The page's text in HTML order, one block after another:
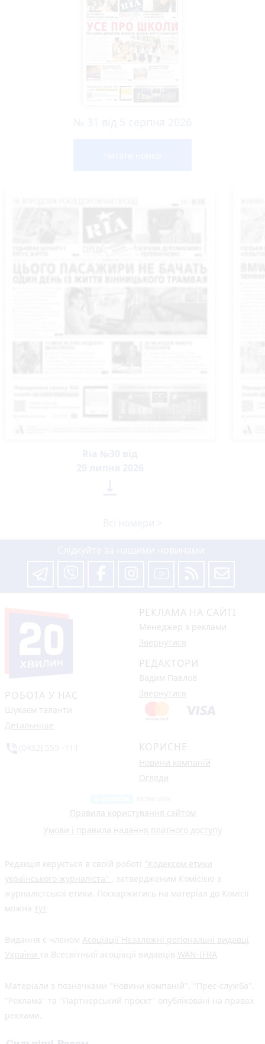
РОБОТА У НАС
Шукаєм таланти
Детальніше
РЕКЛАМА НА САЙТІ
Менеджер з реклами
Звернутися
РЕДАКТОРИ
Вадим Павлов
Звернутися
КОРИСНЕ
Новини компаній
Огляди
Правила користування сайтом
Умови і правила надання платного доступу
Редакція керується в своїй роботі "Кодексом етики
українського журналіста" , затвердженим Комісією з
журналістської етики. Поскаржитись на матеріал до Комісії
можна тут
Видання є членом Асоціації Незалежні регіональні видавці
України та Всесвітньої асоціації видавців WAN-IFRA
Матеріали з позначками "Новини компаній", "Прес-служба",
"Реклама" та "Партнерський проєкт" опубліковані на правах
реклами.